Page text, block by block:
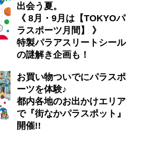
出会う夏。
《 8月・9月は【TOKYOパ
ラスポーツ月間】 》
特製パラアスリートシール
の謎解き企画も！
お買い物ついでにパラスポ
ーツを体験♪
都内各地のお出かけエリア
で『街なかパラスポット』
開催!!